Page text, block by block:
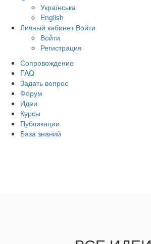
Українська
English
Личный кабинет Войти
Войти
Регистрация
Сопровождение
FAQ
Задать вопрос
Форум
Идеи
Курсы
Публикации
База знаний